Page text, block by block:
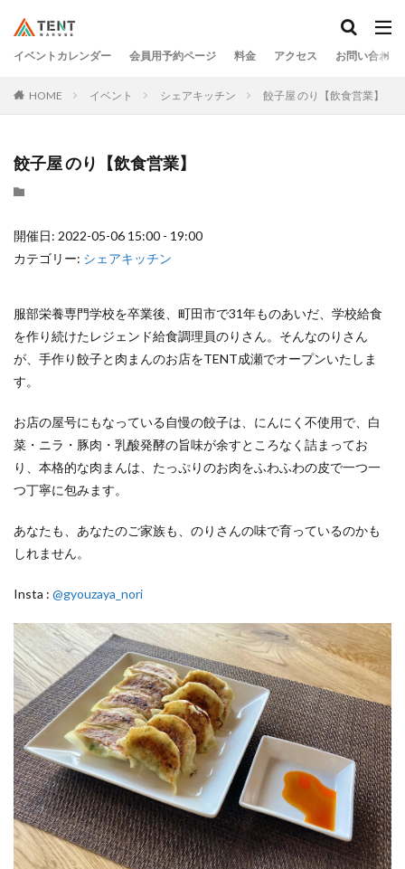
イベントカレンダー 会員用予約ページ 料金 アクセス お問い合わせ
HOME イベント シェアキッチン 餃子屋 のり【飲食営業】
餃子屋 のり【飲食営業】
開催日: 2022-05-06 15:00 - 19:00
カテゴリー: シェアキッチン
服部栄養専門学校を卒業後、町田市で31年ものあいだ、学校給食
を作り続けたレジェンド給食調理員のりさん。そんなのりさん
が、手作り餃子と肉まんのお店をTENT成瀬でオープンいたしま
す。
お店の屋号にもなっている自慢の餃子は、にんにく不使用で、白
菜・ニラ・豚肉・乳酸発酵の旨味が余すところなく詰まってお
り、本格的な肉まんは、たっぷりのお肉をふわふわの皮で一つ一
つ丁寧に包みます。
あなたも、あなたのご家族も、のりさんの味で育っているのかも
しれません。
Insta : @gyouzaya_nori